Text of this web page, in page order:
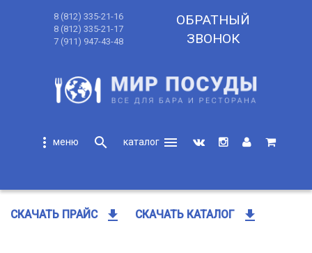
8 (812) 335-21-16
8 (812) 335-21-17
7 (911) 947-43-48
ОБРАТНЫЙ
ЗВОНОК
more_vert search
menu
СКАЧАТЬ ПРАЙС get_app СКАЧАТЬ КАТАЛОГ get_app